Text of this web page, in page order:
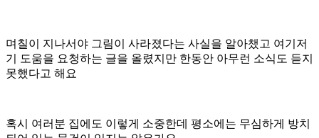
며칠이 지나서야 그림이 사라졌다는 사실을 알아챘고 여기저
기
도움을 요청하는 글을 올렸지만 한동안 아무런 소식도 듣지
못했다고 해요
혹시 여러분 집에도 이렇게 소중한데 평소에는 무심하게 방치